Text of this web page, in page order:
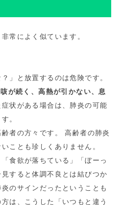
常によく似ています。
」と放置するのは危険です。
が続く、高熱が引かない、息
症状がある場合は、肺炎の可能
。
者の方々です。 高齢者の肺炎
ことも珍しくありません。
食欲が落ちている」「ぼーっ
すると体調不良とは結びつか
のサインだったということも
は、こうした「いつもと違う